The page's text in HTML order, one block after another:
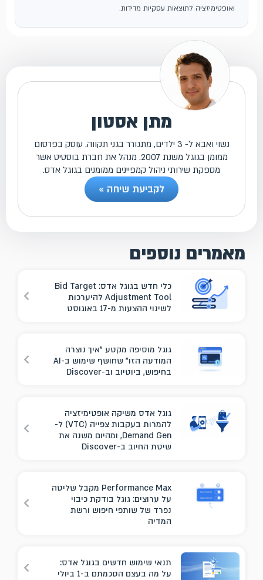
ואופטימיזציה לתוצאות עסקיות מדידות.
מתן אסטון
נשוי ואבא ל- 3 ילדים, מתגורר בגני תקווה. עוסק בפרסום
ממומן בגוגל משנת 2007. מנהל את חברת בוסטיט אשר
מספקת שירותי ניהול קמפיינים ממומנים בגוגל אדס.
לקביעת שיחה »
מאמרים נוספים
כלי חדש בגוגל אדס: Bid Target
Adjustment Tool להיערכות
לשינוי ההצעות מ-17 באוגוסט
גוגל מוסיפה מקטע "איך נוצרה
המודעה הזו" שחושף שימוש ב-AI
בחיפוש, ביוטיוב וב-Discover
גוגל אדס משיקה אופטימיזציה
להמרות בעקבות צפייה (VTC) ל-
Demand Gen, ומהיום משנה את
שיטת החיוב ב-Discover
Performance Max מקבל שליטה
על ערוצים: גוגל בודקת כיבוי
נפרד של שותפי חיפוש ורשת
המדיה
תנאי שימוש חדשים בגוגל אדס:
על מה בעצם הסכמתם ב-1 ביולי